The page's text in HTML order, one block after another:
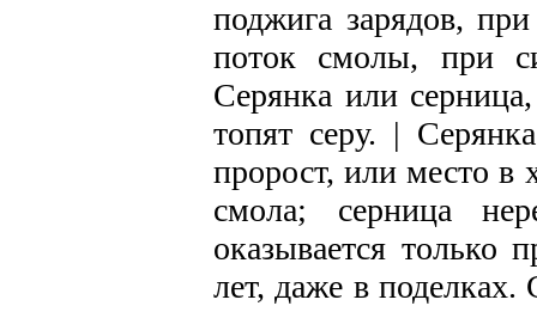
поджига зарядов,
поток смолы, при
Серянка или
топят серу. |
пророст, или место в
смола; серница
оказывается только
лет, даже в поделках.